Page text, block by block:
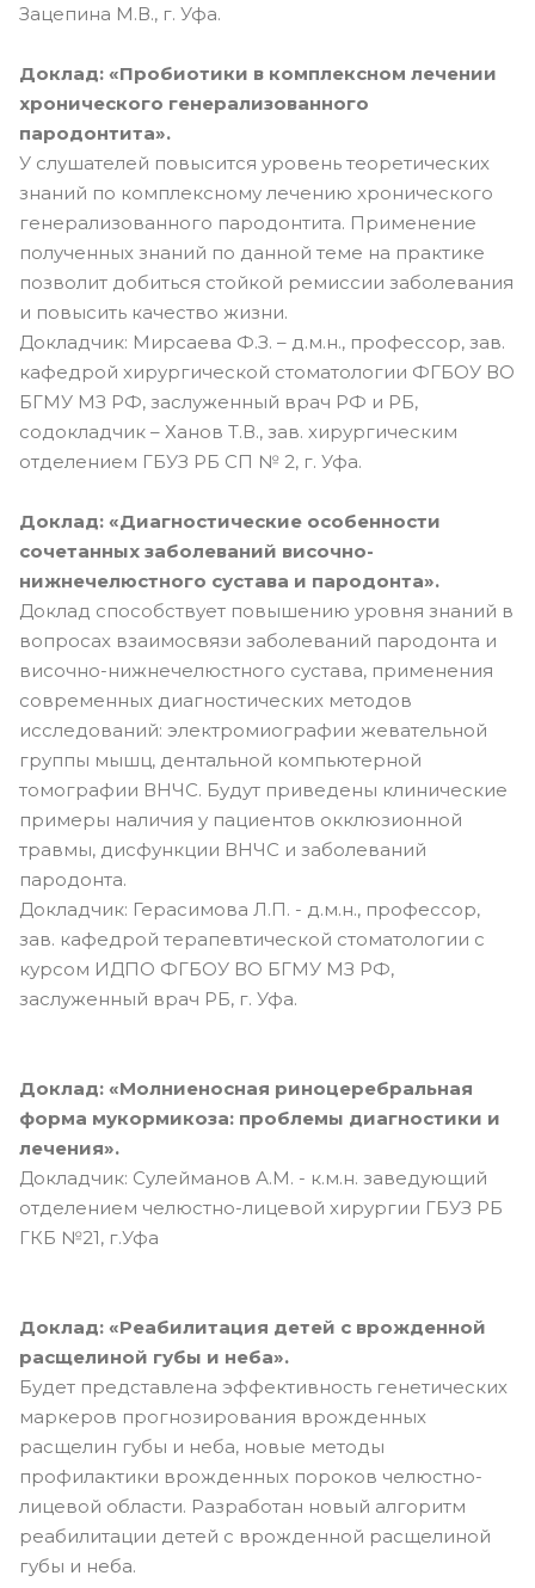
Зацепина М.В., г. Уфа.
Доклад: «Пробиотики в комплексном лечении
хронического генерализованного
пародонтита».
У слушателей повысится уровень теоретических
знаний по комплексному лечению хронического
генерализованного пародонтита. Применение
полученных знаний по данной теме на практике
позволит добиться стойкой ремиссии заболевания
и повысить качество жизни.
Докладчик: Мирсаева Ф.З. – д.м.н., профессор, зав.
кафедрой хирургической стоматологии ФГБОУ ВО
БГМУ МЗ РФ, заслуженный врач РФ и РБ,
содокладчик – Ханов Т.В., зав. хирургическим
отделением ГБУЗ РБ СП № 2, г. Уфа.
Доклад: «Диагностические особенности
сочетанных заболеваний височно-
нижнечелюстного сустава и пародонта».
Доклад способствует повышению уровня знаний в
вопросах взаимосвязи заболеваний пародонта и
височно-нижнечелюстного сустава, применения
современных диагностических методов
исследований: электромиографии жевательной
группы мышц, дентальной компьютерной
томографии ВНЧС. Будут приведены клинические
примеры наличия у пациентов окклюзионной
травмы, дисфункции ВНЧС и заболеваний
пародонта.
Докладчик: Герасимова Л.П. - д.м.н., профессор,
зав. кафедрой терапевтической стоматологии с
курсом ИДПО ФГБОУ ВО БГМУ МЗ РФ,
заслуженный врач РБ, г. Уфа.
Доклад: «Молниеносная риноцеребральная
форма мукормикоза: проблемы диагностики и
лечения».
Докладчик: Сулейманов А.М. - к.м.н. заведующий
отделением челюстно-лицевой хирургии ГБУЗ РБ
ГКБ №21, г.Уфа
Доклад: «Реабилитация детей с врожденной
расщелиной губы и неба».
Будет представлена эффективность генетических
маркеров прогнозирования врожденных
расщелин губы и неба, новые методы
профилактики врожденных пороков челюстно-
лицевой области. Разработан новый алгоритм
реабилитации детей с врожденной расщелиной
губы и неба.